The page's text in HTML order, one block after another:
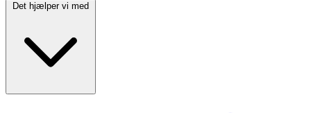
Det hjælper vi med